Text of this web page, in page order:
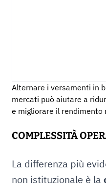
Alternare i versamenti in
mercati può aiutare a
e migliorare il rendimento
COMPLESSITÀ
La differenza più
non istituzionale è la